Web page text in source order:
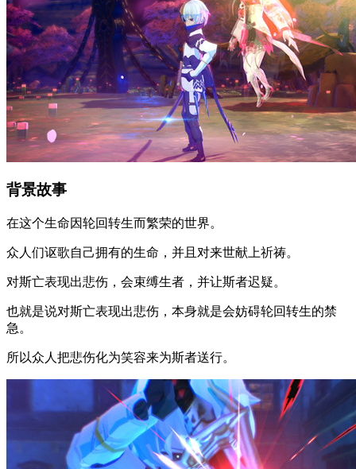
背景故事
在这个生命因轮回转生而繁荣的世界。
众人们讴歌自己拥有的生命，并且对来世献上祈祷。
对斯亡表现出悲伤，会束缚生者，并让斯者迟疑。
也就是说对斯亡表现出悲伤，本身就是会妨碍轮回转生的禁
急。
所以众人把悲伤化为笑容来为斯者送行。